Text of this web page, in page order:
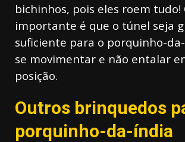
bichinhos, pois eles roem
importante é que o túnel seja
suficiente para o porquinho-
se movimentar e não entalar
posição.
Outros brinquedos
porquinho-da-índia